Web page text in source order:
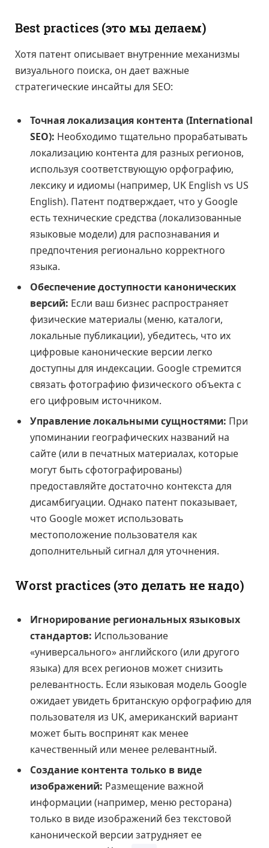
Best practices (это мы делаем)
Хотя патент описывает внутренние механизмы
визуального поиска, он дает важные
стратегические инсайты для SEO:
Точная локализация контента (International
SEO): Необходимо тщательно прорабатывать
локализацию контента для разных регионов,
используя соответствующую орфографию,
лексику и идиомы (например, UK English vs US
English). Патент подтверждает, что у Google
есть технические средства (локализованные
языковые модели) для распознавания и
предпочтения регионально корректного
языка.
Обеспечение доступности канонических
версий: Если ваш бизнес распространяет
физические материалы (меню, каталоги,
локальные публикации), убедитесь, что их
цифровые канонические версии легко
доступны для индексации. Google стремится
связать фотографию физического объекта с
его цифровым источником.
Управление локальными сущностями: При
упоминании географических названий на
сайте (или в печатных материалах, которые
могут быть сфотографированы)
предоставляйте достаточно контекста для
дисамбигуации. Однако патент показывает,
что Google может использовать
местоположение пользователя как
дополнительный сигнал для уточнения.
Worst practices (это делать не надо)
Игнорирование региональных языковых
стандартов: Использование
«универсального» английского (или другого
языка) для всех регионов может снизить
релевантность. Если языковая модель Google
ожидает увидеть британскую орфографию для
пользователя из UK, американский вариант
может быть воспринят как менее
качественный или менее релевантный.
Создание контента только в виде
изображений: Размещение важной
информации (например, меню ресторана)
только в виде изображений без текстовой
канонической версии затрудняет ее